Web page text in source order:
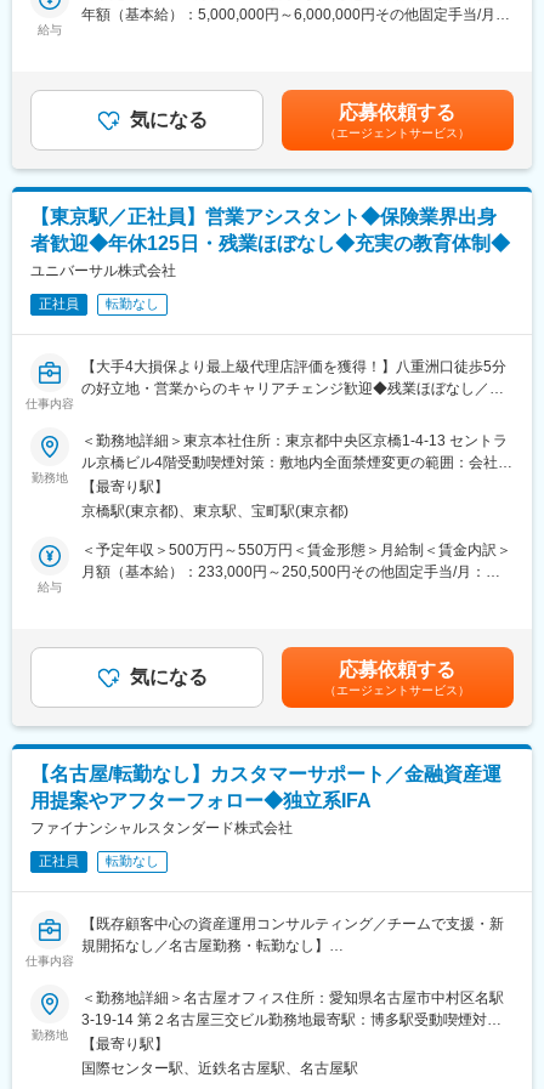
また、ライフイベントに応じて産休・育休制度や時短勤務制度を
柔軟に活用しながら、長期的なキャリアを築くことが可能です。
専門性を磨きながら、腰を据えて働きたい方に最適なポジション
です。
さらに、ご本人の意向や適性に応じて、将来的にはマネジメント
業務への挑戦や、他部署への異動の可能性もございます。多様な
経験を積むことでさらなる成長を目指せる環境です。
変更の範囲：会社の定める業務
を担っていただくなど、管理部の中核人材としてご活躍いただけ
◇採用：面接対応、会社見学対応、求人作成、採用プロセスの管
理・改善、人材エージェント会社との連携、社内の採用窓口対
応、候補者とのコミュニケーション、外国人候補者の海外からの
英）、人事考課の管理、社会保険手続きなどの労務業務
◇総務：備品管理、請求書処理、出張手配、出退勤管理、外国人
従業員のサポート業務、郵送物の手配、入館連絡、社内イベント
の準備・運営、社内外電話対応
※その他、当社の業務理解のため、経理や法務などの業務にも触れ
ていただく可能性があります。
■組織構成
管理部門には現在、部長1名、法務担当1名、、経理担当2名、採
用担当1名、総務担当1名が在籍しています。各担当が連携しなが
■キャリアパス
管理部全体の業務を幅広く経験した後、適性や希望に応じて採用
業務や雇用契約書の作成（日・英）などをメインに担っていただ
■ポジションの特徴
があり、頑張り次第で着実な昇給を目指せます。
■働く環境
・従業員の約3分の1が外国籍で、英語を使ってコミュニケーショ
ンを取る機会があります。
・外資系企業のような自由でフラットな社風です。
・アットホームな雰囲気で、困ったときは自然と助け合える職場
です。
・2025年度に全面リノベーションした快適なオフィスです。
・無料のカフェコーナーを完備し、毎日カプセルコーヒーを楽し
変更の範囲：会社の定める業務
給与
年額（基本給）：5,000,000円～6,000,000円その他固定手当/月：
含む）＜昇給有無＞有＜残業手当＞有＜給与補足＞【残業手当】
有 固定残業代制 【昇給】年1回（契約更新時） ※上記年収は目安
であり、経験やスキル、これまでの年収を考慮した上で最終決定
いたします。賃金はあくまでも目安の金額であり、選考を通じて
上下する可能性があります。月給(月額)は固定手当を含めた表記で
す。
気になる 応募依頼する
（エージェントサービス）
【東京駅／正社員】営業アシスタント◆保険業界出身
者歓迎◆年休125日・残業ほぼなし◆充実の教育体制◆
ユニバーサル株式会社
正社員 転勤なし
仕事内容
【大手4大損保より最上級代理店評価を獲得！】八重洲口徒歩5分
の好立地・営業からのキャリアチェンジ歓迎◆残業ほぼなし／育
間休日125日◆
■業務内容：
経験に応じて、段階的に法人営業サポート等をお任せします。
・提案書や契約書類作成、チェック
・契約期日管理
・提案書作成（内容は担当営業・部門長を交えたチームミーティ
・業務バランスをみながら営業もお任せします。（資料送付や商
談同行など）
※規定フォーマットがある為、資料作成未経験でも安心して活躍で
■就業環境
・就業時間に収まるよう業務量を調整したり、DX化が進んでいる
ことから残業はほとんどございません。（繁忙期、状況に応じて
変動ございます。）
■組織構成
・社員7名、派遣1名
・全員女性で30代中心に構成されています。チームで業務を行う
体制のため、突発休などもサポートしながら対応しています。
入社後は、経験年数や役職に関わらず先輩社員によるフォローを
受けられる環境です。月1～2回の上司との1on1ミーティングを通
じて、業務上の課題やキャリアについて気軽に相談できます。問
題が起きた際も上長が迅速にサポートするため、安心して業務に
勤務地
＜勤務地詳細＞東京本社住所：東京都中央区京橋1-4-13 セントラ
ル京橋ビル4階受動喫煙対策：敷地内全面禁煙変更の範囲：会社の
定める事業所
【最寄り駅】
京橋駅(東京都)、東京駅、宝町駅(東京都)
給与
＜予定年収＞500万円～550万円＜賃金形態＞月給制＜賃金内訳＞
月額（基本給）：233,000円～250,500円その他固定手当/月：
無＞有＜残業手当＞有＜給与補足＞※予定年収には、職務等級毎に
定めた想定残業代・職能手当を含みます。※前職／経験を考慮して
決定します。■基本賞与：基本給2.5ヶ月分を年2回（6月・12月）
支給■決算賞与：会社業績と各人の業績貢献により支給（3月）■
その他固定手当：役職手当賃金はあくまでも目安の金額であり、
選考を通じて上下する可能性があります。月給(月額)は固定手当を
含めた表記です。
気になる 応募依頼する
（エージェントサービス）
【名古屋/転勤なし】カスタマーサポート／金融資産運
用提案やアフターフォロー◆独立系IFA
ファイナンシャルスタンダード株式会社
正社員 転勤なし
仕事内容
【既存顧客中心の資産運用コンサルティング／チームで支援・新
規開拓なし／名古屋勤務・転勤なし】
＼こんな方におすすめのポジションです／
◎数字やノルマを追い続ける営業からキャリアを変えたい
◎商品を販売するだけでなく、長期的にお客様を支えたい
◎金融業界で培った経験を、より顧客本位の環境で活かしたい
勤務地
＜勤務地詳細＞名古屋オフィス住所：愛知県名古屋市中村区名駅
3-19-14 第２名古屋三交ビル勤務地最寄駅：博多駅受動喫煙対
策：屋内全面禁煙変更の範囲：会社の定める事業所
【最寄り駅】
国際センター駅、近鉄名古屋駅、名古屋駅